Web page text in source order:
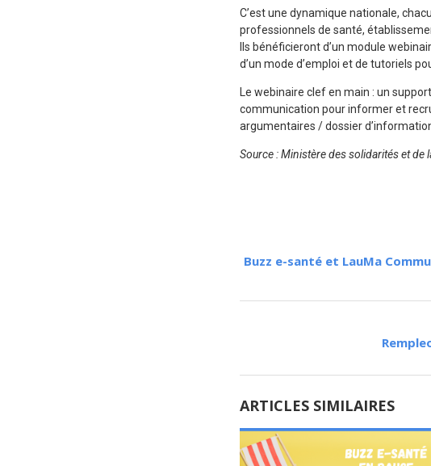
C’est une dynamique nationale,
professionnels de santé,
Ils bénéficieront d’un module
d’un mode d’emploi et de tutoriels
Le webinaire clef en main : un
communication pour informer et
argumentaires / dossier
Source : Ministère des solidarités et de
Buzz e-santé et LauMa
ARTICLES SIMILAIRES